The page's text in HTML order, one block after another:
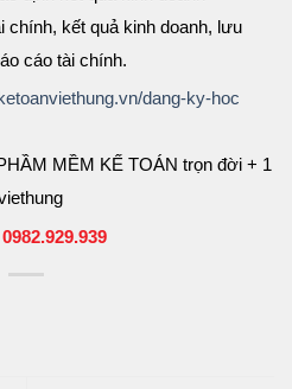
chính, kết quả kinh doanh, lưu
cáo tài chính.
dang-ky-hoc
MỀM KẾ TOÁN trọn đời + 1
0982.929.939